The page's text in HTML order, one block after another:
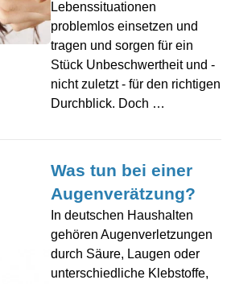
Lebenssituationen
problemlos einsetzen und
tragen und sorgen für ein
Stück Unbeschwertheit und -
nicht zuletzt - für den richtigen
Durchblick. Doch …
Was tun bei einer
Augenverätzung?
In deutschen Haushalten
gehören Augenverletzungen
durch Säure, Laugen oder
unterschiedliche Klebstoffe,